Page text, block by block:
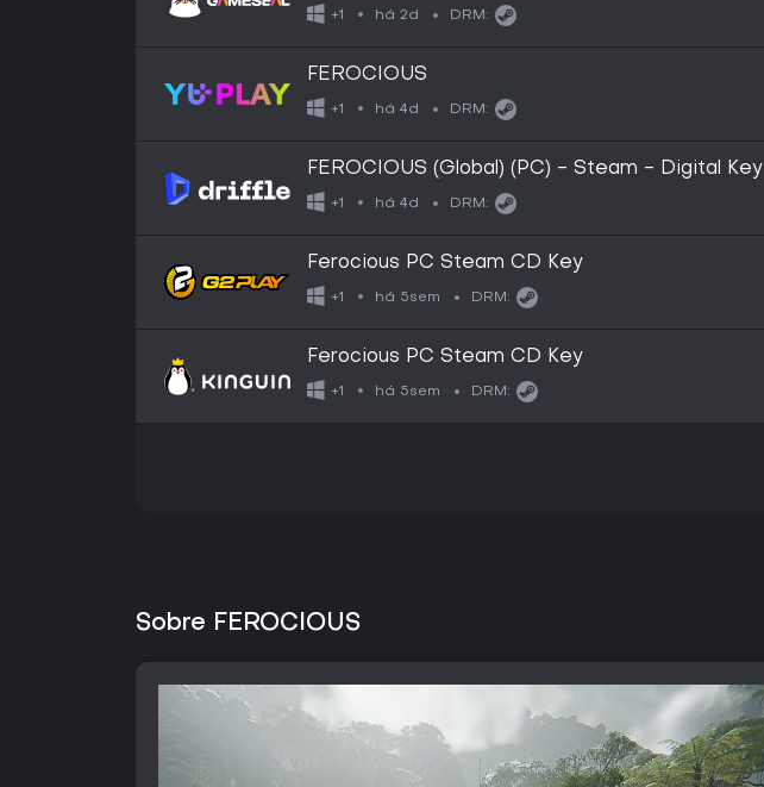
+1 há 2d DRM:
FEROCIOUS
+1 há 4d DRM:
FEROCIOUS (Global) (PC) - Steam - Digital Key
+1 há 4d DRM:
Ferocious PC Steam CD Key
+1 há 5sem DRM:
Ferocious PC Steam CD Key
+1 há 5sem DRM:
Sobre FEROCIOUS